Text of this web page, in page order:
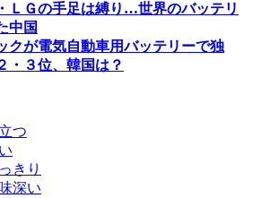
ＬＧの手足は縛り…世界のバッテリ
中国
クが電気自動車用バッテリーで独
３位、韓国は？
つ
きり
深い